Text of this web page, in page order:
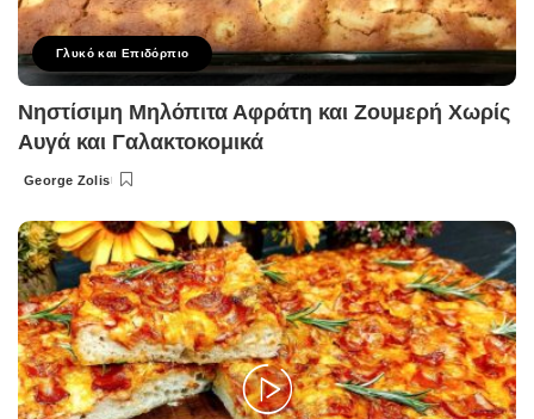
Γλυκό και Επιδόρπιο
Νηστίσιμη Μηλόπιτα Αφράτη και Ζουμερή Χωρίς
Αυγά και Γαλακτοκομικά
Posted
George Zolis